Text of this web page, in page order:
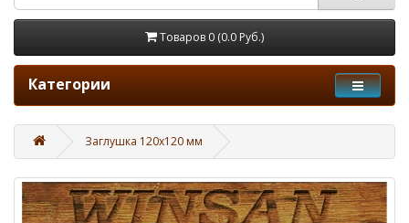
Товаров 0 (0.0 Руб.)
Категории
Заглушка 120х120 мм